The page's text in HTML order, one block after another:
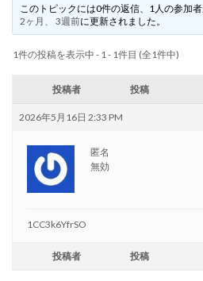
このトピックには0件の返信、1人の参加
2ヶ月、 3週前に更新されました。
1件の投稿を表示中 - 1 - 1件目 (全1件中)
投稿者 投稿
2026年5月16日 2:33 PM
匿名
無効
1CC3k6YfrSO
投稿者 投稿